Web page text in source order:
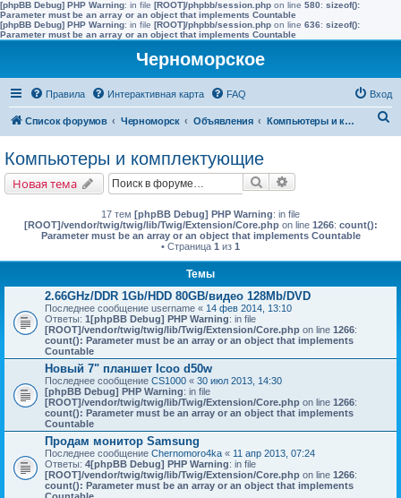
[phpBB Debug] PHP Warning: in file [ROOT]/phpbb/session.php on line 580: sizeof():
Parameter must be an array or an object that implements Countable
[phpBB Debug] PHP Warning: in file [ROOT]/phpbb/session.php on line 636: sizeof():
Parameter must be an array or an object that implements Countable
Черноморское
Правила Интерактивная карта FAQ Вход
Список форумов Черноморск Объявления Компьютеры и комплектующие
Компьютеры и комплектующие
Новая тема Поиск
17 тем [phpBB Debug] PHP Warning: in file
[ROOT]/vendor/twig/twig/lib/Twig/Extension/Core.phpon line 1266: count():
Parameter must be an array or an object that implements Countable
• Страница 1 из 1
Темы
2.66GHz/DDR 1Gb/HDD 80GB/видео 128Mb/DVD
Последнее сообщение username « 14 фев 2014, 13:10
Ответы: 1[phpBB Debug] PHP Warning: in file
[ROOT]/vendor/twig/twig/lib/Twig/Extension/Core.php on line 1266:
count(): Parameter must be an array or an object that implements
Countable
Новый 7" планшет Icoo d50w
Последнее сообщение CS1000 « 30 июл 2013, 14:30
[phpBB Debug] PHP Warning: in file
[ROOT]/vendor/twig/twig/lib/Twig/Extension/Core.php on line 1266:
count(): Parameter must be an array or an object that implements
Countable
Продам монитор Samsung
Последнее сообщение Chernomoro4ka « 11 апр 2013, 07:24
Ответы: 4[phpBB Debug] PHP Warning: in file
[ROOT]/vendor/twig/twig/lib/Twig/Extension/Core.php on line 1266:
count(): Parameter must be an array or an object that implements